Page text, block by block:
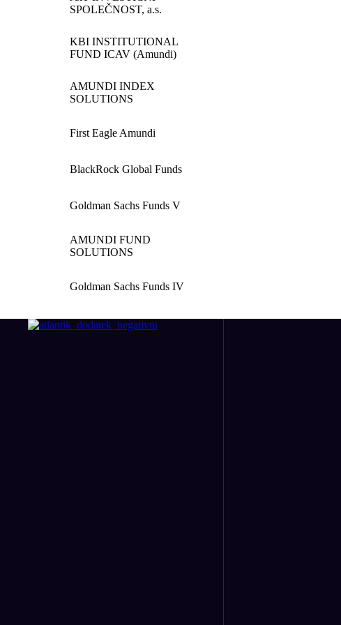
SPOLEČNOST, a.s.
KBI INSTITUTIONAL
FUND ICAV (Amundi)
AMUNDI INDEX
SOLUTIONS
First Eagle Amundi
BlackRock Global Funds
Goldman Sachs Funds V
AMUNDI FUND
SOLUTIONS
Goldman Sachs Funds IV